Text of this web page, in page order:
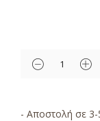
- Αποστολή σε 3-